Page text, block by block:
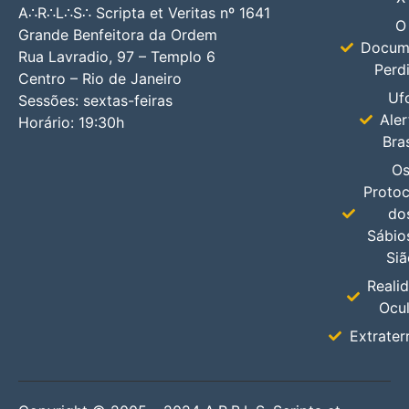
A∴R∴L∴S∴ Scripta et Veritas nº 1641
Grande Benfeitora da Ordem
Rua Lavradio, 97 – Templo 6
Centro – Rio de Janeiro
Sessões: sextas-feiras
Horário: 19:30h
O